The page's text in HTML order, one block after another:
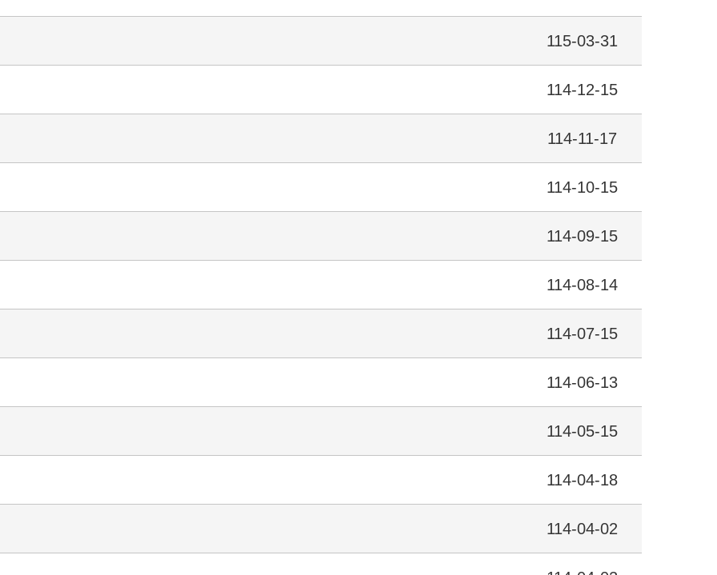
115-03-31
114-12-15
114-11-17
114-10-15
114-09-15
114-08-14
114-07-15
114-06-13
114-05-15
114-04-18
114-04-02